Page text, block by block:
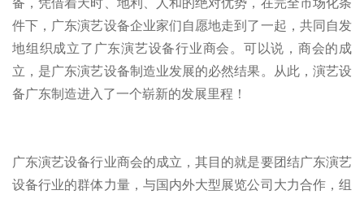
备，凭借着天时、地利、人和的绝对优势，在完全市场化条
件下，广东演艺设备企业家们自愿地走到了一起，共同自发
地组织成立了广东演艺设备行业商会。可以说，商会的成
立，是广东演艺设备制造业发展的必然结果。从此，演艺设
备广东制造进入了一个崭新的发展里程！
广东演艺设备行业商会的成立，其目的就是要团结广东演艺
设备行业的群体力量，与国内外大型展览公司大力合作，组